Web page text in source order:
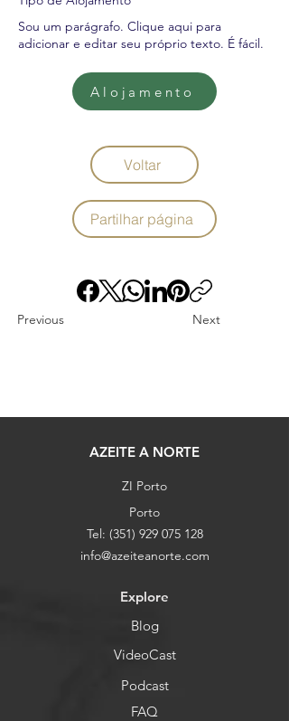
Sou um parágrafo. Clique aqui para
adicionar e editar seu próprio texto. É fácil.
Alojamento
Voltar
Partilhar página
Previous Next
AZEITE A NORTE
ZI Porto
Porto
Tel: (351) 929 075 128
info@azeiteanorte.com
Explore
Blog
VideoCast
Podcast
FAQ